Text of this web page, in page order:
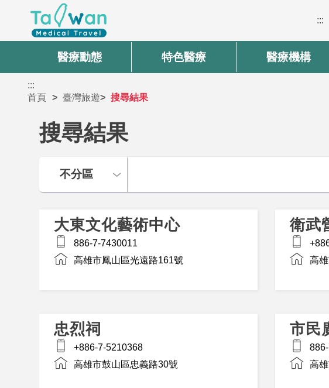
:::
醫療動態 特色醫療 醫療機構
:::
首頁
臺灣旅遊 搜尋結果
搜尋結果
大東文化藝術中心
886-7-7430011
高雄市鳳山區光遠路161號
衛武
高
忠烈祠
+886-7-5210368
高雄市鼓山區忠義路30號
市民
高